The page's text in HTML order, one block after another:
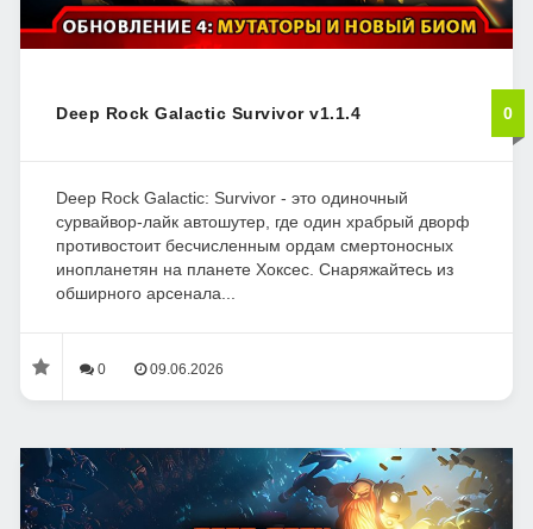
Deep Rock Galactic Survivor v1.1.4 0
Deep Rock Galactic: Survivor - это одиночный
сурвайвор-лайк автошутер, где один храбрый дворф
противостоит бесчисленным ордам смертоносных
инопланетян на планете Хоксес. Снаряжайтесь из
обширного арсенала...
0 09.06.2026